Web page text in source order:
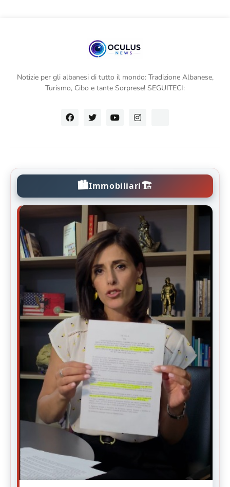
Notizie per gli albanesi di tutto il mondo: Tradizione Albanese,
Turismo, Cibo e tante Sorprese! SEGUITECI:
🏙️Immobiliari🏗️